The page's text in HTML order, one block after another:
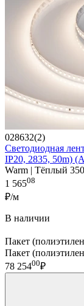
028632(2)
Светодиодная
IP20, 2835, 50m)
Warm | Тёплый
1 56508
₽/м
В наличии
Пакет
Пакет
78 25400₽